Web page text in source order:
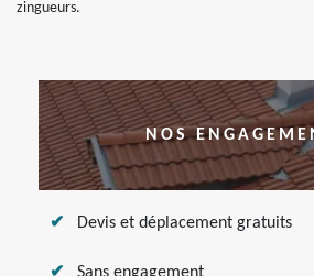
zingueurs.
NOS
Devis et déplacement gratuits